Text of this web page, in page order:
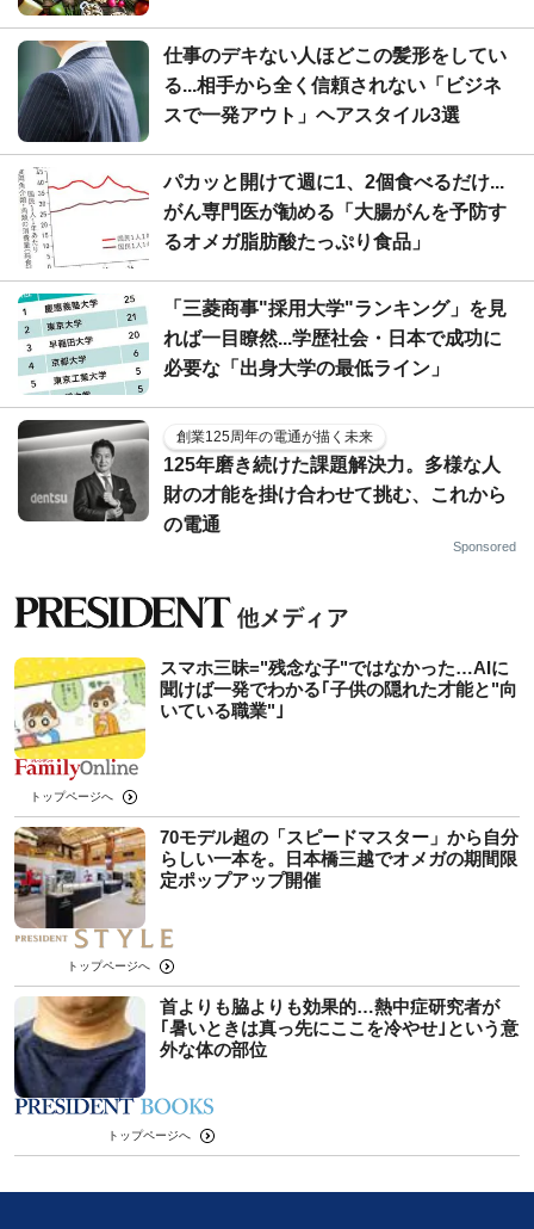
仕事のデキない人ほどこの髪形をしてい
る...相手から全く信頼されない「ビジネ
スで一発アウト」ヘアスタイル3選
パカッと開けて週に1、2個食べるだけ...
がん専門医が勧める「大腸がんを予防す
るオメガ脂肪酸たっぷり食品」
「三菱商事"採用大学"ランキング」を見
れば一目瞭然...学歴社会・日本で成功に
必要な「出身大学の最低ライン」
創業125周年の電通が描く未来
125年磨き続けた課題解決力。多様な人
財の才能を掛け合わせて挑む、これから
の電通
Sponsored
スマホ三昧="残念な子"ではなかった…AIに
聞けば一発でわかる｢子供の隠れた才能と"向
いている職業"｣
トップページへ
70モデル超の「スピードマスター」から自分
らしい一本を。日本橋三越でオメガの期間限
定ポップアップ開催
トップページへ
首よりも脇よりも効果的…熱中症研究者が
｢暑いときは真っ先にここを冷やせ｣という意
外な体の部位
トップページへ